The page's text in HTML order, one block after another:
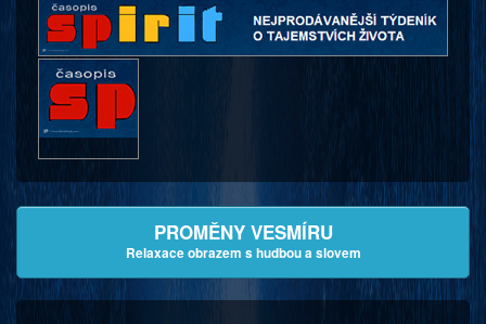
PROMĚNY VESMÍRU
Relaxace obrazem s hudbou a slovem